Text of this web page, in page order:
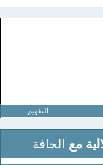
التقويم
مع الجافة